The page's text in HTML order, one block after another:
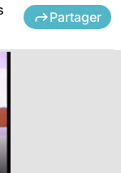
Partager